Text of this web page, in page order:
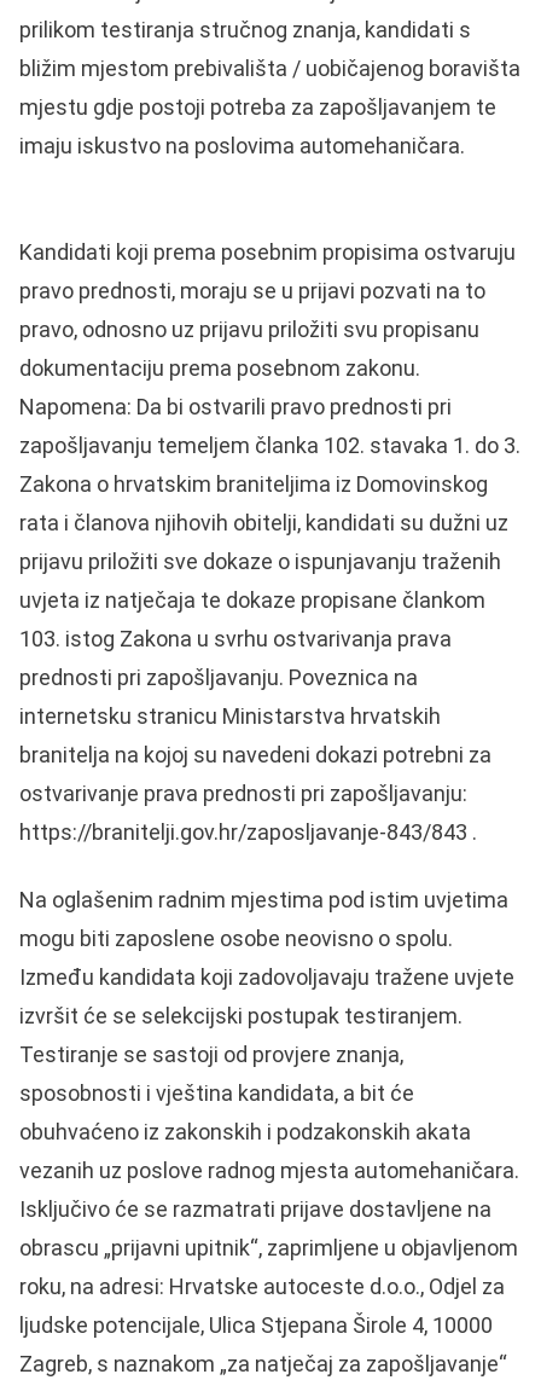
prilikom testiranja stručnog znanja, kandidati s
bližim mjestom prebivališta / uobičajenog boravišta
mjestu gdje postoji potreba za zapošljavanjem te
imaju iskustvo na poslovima automehaničara.
Kandidati koji prema posebnim propisima ostvaruju
pravo prednosti, moraju se u prijavi pozvati na to
pravo, odnosno uz prijavu priložiti svu propisanu
dokumentaciju prema posebnom zakonu.
Napomena: Da bi ostvarili pravo prednosti pri
zapošljavanju temeljem članka 102. stavaka 1. do 3.
Zakona o hrvatskim braniteljima iz Domovinskog
rata i članova njihovih obitelji, kandidati su dužni uz
prijavu priložiti sve dokaze o ispunjavanju traženih
uvjeta iz natječaja te dokaze propisane člankom
103. istog Zakona u svrhu ostvarivanja prava
prednosti pri zapošljavanju. Poveznica na
internetsku stranicu Ministarstva hrvatskih
branitelja na kojoj su navedeni dokazi potrebni za
ostvarivanje prava prednosti pri zapošljavanju:
https://branitelji.gov.hr/zaposljavanje-843/843 .
Na oglašenim radnim mjestima pod istim uvjetima
mogu biti zaposlene osobe neovisno o spolu.
Između kandidata koji zadovoljavaju tražene uvjete
izvršit će se selekcijski postupak testiranjem.
Testiranje se sastoji od provjere znanja,
sposobnosti i vještina kandidata, a bit će
obuhvaćeno iz zakonskih i podzakonskih akata
vezanih uz poslove radnog mjesta automehaničara.
Isključivo će se razmatrati prijave dostavljene na
obrascu „prijavni upitnik“, zaprimljene u objavljenom
roku, na adresi: Hrvatske autoceste d.o.o., Odjel za
ljudske potencijale, Ulica Stjepana Širole 4, 10000
Zagreb, s naznakom „za natječaj za zapošljavanje“